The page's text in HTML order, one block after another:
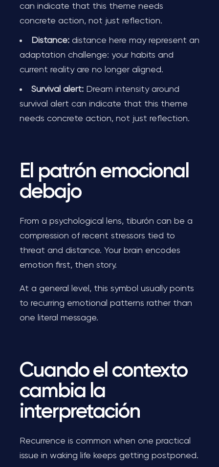
can indicate that this theme needs
concrete action, not just reflection.
Distance: distance here may represent an
adaptation challenge: your habits and
current reality are no longer aligned.
Survival alert: Dream intensity around
survival alert can indicate that this theme
needs concrete action, not just reflection.
El patrón emocional
debajo
From a psychological lens, tiburón can be a
compression of recent stressors tied to
threat and distance. Your brain encodes
emotion first, then story.
At a general level, this symbol usually points
to recurring emotional patterns rather than
one literal message.
Cuando el contexto
cambia la
interpretación
Recurrence is common when one practical
issue in waking life keeps getting postponed.